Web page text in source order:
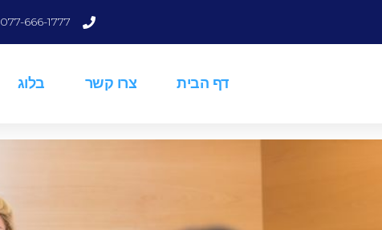
077-666-1777
דף הבית צרו קשר בלוג